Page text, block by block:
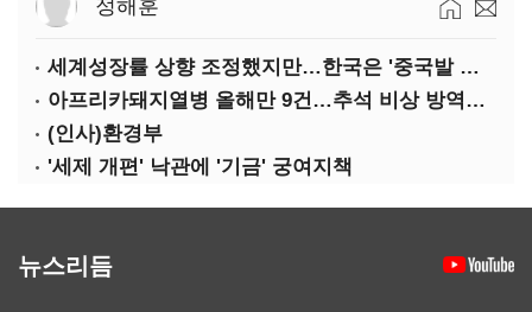
정해훈
세계성장률 상향 조정했지만…한국은 '중국발 살얼음판'
아프리카돼지열병 올해만 9건…추석 비상 방역에 '총력'
(인사)환경부
'세제 개편' 낙관에 '기금' 궁여지책
뉴스리듬